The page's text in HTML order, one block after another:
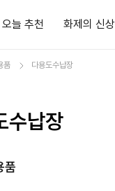
오늘 추천 화제의 신상
품 다용도수납장
수납장
품